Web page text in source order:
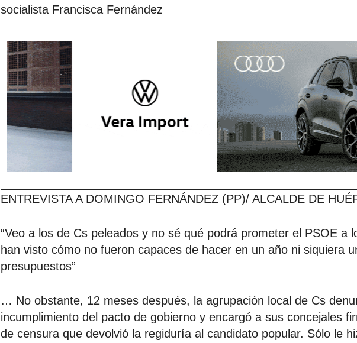
socialista Francisca Fernández
ENTREVISTA A DOMINGO FERNÁNDEZ (PP)/ ALCALDE DE
“Veo a los de Cs peleados y no sé qué podrá prometer el PSOE a
han visto cómo no fueron capaces de hacer en un año ni siquiera
presupuestos”
… No obstante, 12 meses después, la agrupación local de Cs
incumplimiento del pacto de gobierno y encargó a sus concejales
de censura que devolvió la regiduría al candidato popular. Sólo le